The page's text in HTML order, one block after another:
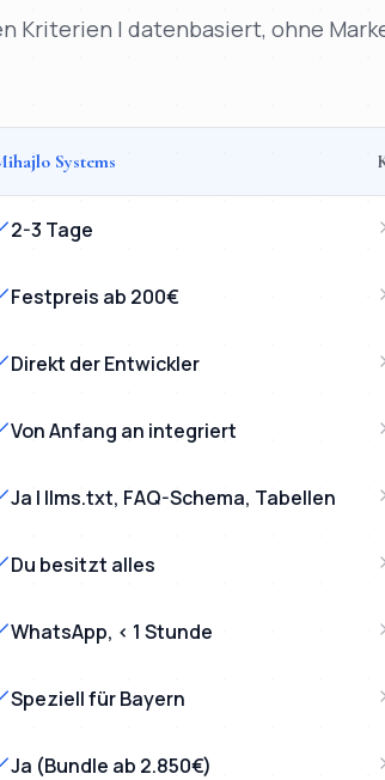
Kriterien | datenbasiert, ohne
Systems
2-3 Tage
Festpreis ab 200€
Direkt der Entwickler
Von Anfang an integriert
Ja | llms.txt, FAQ-Schema, Tabellen
Du besitzt alles
WhatsApp, < 1 Stunde
Speziell für Bayern
Ja (Bundle ab 2.850€)